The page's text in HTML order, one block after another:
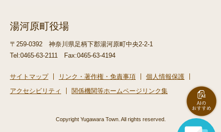
湯河原町役場
〒259-0392
神奈川県足柄下郡湯河原町中央2-2-1
Tel:0465-63-2111
Fax:0465-63-4194
サイトマップ リンク・著作権・免責事項
個人情報保護
アクセシビリティ
関係機関等ホームページリンク集
Copyright Yugawara Town. All rights reserved.